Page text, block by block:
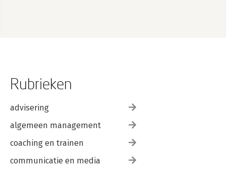
Rubrieken
advisering
algemeen management
coaching en trainen
communicatie en media